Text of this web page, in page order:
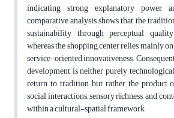
indicating strong explanatory
comparative analysis shows that the
sustainability through perceptual
whereas the shopping center relies mainly
service-oriented innovativeness.
development is neither purely
return to tradition, but rather the product
social interactions, sensory richness, and
within a cultural-spatial framework,